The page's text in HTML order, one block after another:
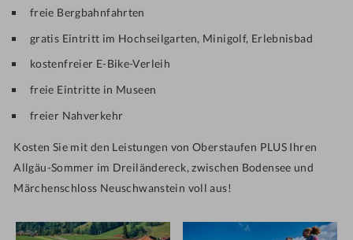
freie Bergbahnfahrten
gratis Eintritt im Hochseilgarten, Minigolf, Erlebnisbad
kostenfreier E-Bike-Verleih
freie Eintritte in Museen
freier Nahverkehr
Kosten Sie mit den Leistungen von Oberstaufen PLUS Ihren
Allgäu-Sommer im Dreiländereck, zwischen Bodensee und
Märchenschloss Neuschwanstein voll aus!